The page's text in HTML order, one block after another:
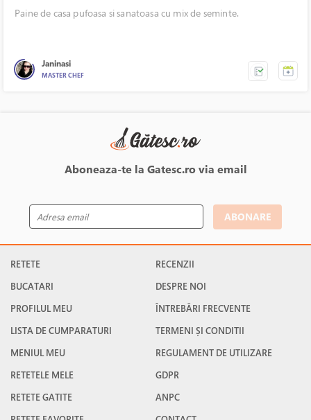
Paine de casa pufoasa si sanatoasa cu mix de seminte.
Janinasi
MASTER CHEF
Aboneaza-te la Gatesc.ro via email
ABONARE
RETETE
BUCATARI
PROFILUL MEU
LISTA DE CUMPARATURI
MENIUL MEU
RETETELE MELE
RETETE GATITE
RECENZII
DESPRE NOI
ÎNTREBĂRI FRECVENTE
TERMENI ȘI CONDITII
REGULAMENT DE UTILIZARE
GDPR
ANPC